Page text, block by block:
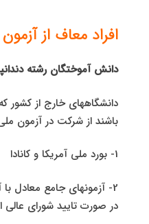
افراد معاف از
دانش آموختگان رشته
دانشگاههای خارج از کشور
باشند از شرکت در آزمون
1- بورد ملی آمریکا و کانادا
2- آزمونهای جامع معادل
در صورت تایید شورای عالی